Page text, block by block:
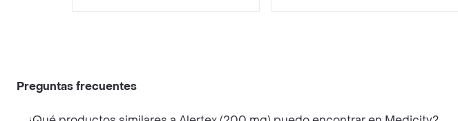
Preguntas frecuentes